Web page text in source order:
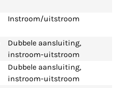
Instroom/uitstroom
Dubbele aansluiting,
instroom-uitstroom
Dubbele aansluiting,
instroom-uitstroom